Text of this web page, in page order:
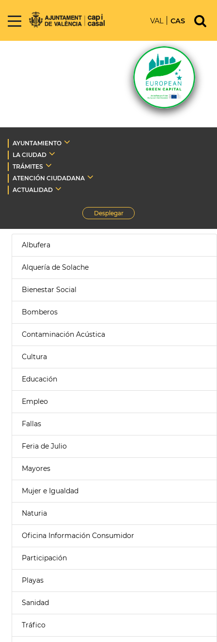
VAL CAS
AYUNTAMIENTO
LA CIUDAD
TRÁMITES
ATENCIÓN CIUDADANA
ACTUALIDAD
Desplegar
Albufera
Alquería de Solache
Bienestar Social
Bomberos
Contaminación Acústica
Cultura
Educación
Empleo
Fallas
Feria de Julio
Mayores
Mujer e Igualdad
Naturia
Oficina Información Consumidor
Participación
Playas
Sanidad
Tráfico